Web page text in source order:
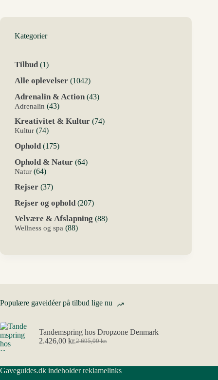
Kategorier
Tilbud 11
Alle oplevelser 10421042
Adrenalin & Action 4343
Adrenalin 4343
Kreativitet & Kultur 7474
Kultur 7474
Ophold 175175
Ophold & Natur 6464
Natur 6464
Rejser 3737
Rejser og ophold 207207
Velvære & Afslapning 8888
Wellness og spa 8888
Populære gaveidéer på tilbud lige nu
Tandemspring hos Dropzone Denmark
2.695,00kr.
Den
var:
2.426,00 kr.Den
er:
Gaveguides.dk indeholder reklamelinks